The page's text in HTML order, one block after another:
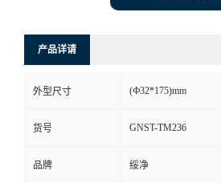
产品详请
外型尺寸 (Ф32*175)mm
货号 GNST-TM236
品牌 绥净